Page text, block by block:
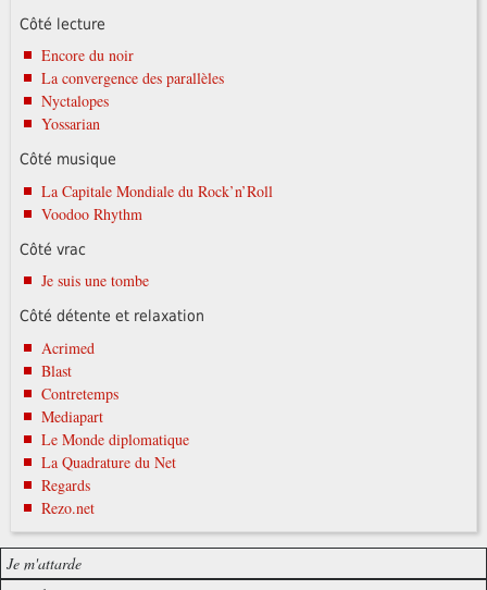
Côté lecture
Encore du noir
La convergence des parallèles
Nyctalopes
Yossarian
Côté musique
La Capitale Mondiale du Rock’n’Roll
Voodoo Rhythm
Côté vrac
Je suis une tombe
Côté détente et relaxation
Acrimed
Blast
Contretemps
Mediapart
Le Monde diplomatique
La Quadrature du Net
Regards
Rezo.net
Je m'attarde